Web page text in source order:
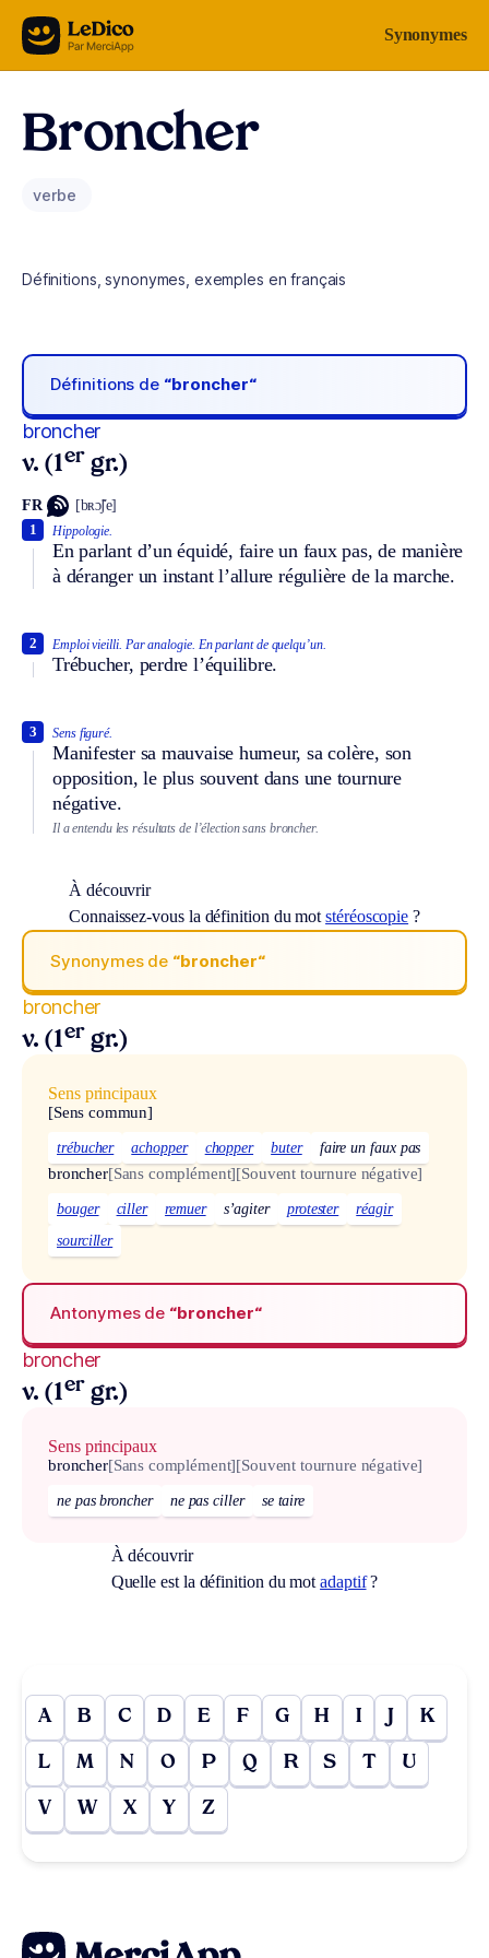
Aller au contenu Synonymes
Broncher
verbe
Définitions, synonymes, exemples en français
Définitions de “broncher“
broncher
v. (1er gr.)
FR [bʀɔ̃ʃe]
Hippologie.
En parlant d’un équidé, faire un faux pas, de manière
à déranger un instant l’allure régulière de la marche.
1
Emploi vieilli. Par analogie. En parlant de quelqu’un.
Trébucher, perdre l’équilibre.
2
Sens figuré.
Manifester sa mauvaise humeur, sa colère, son
opposition, le plus souvent dans une tournure
négative.
3
Il a entendu les résultats de l’élection sans broncher.
À découvrir
Connaissez-vous la définition du motstéréoscopie ?
Synonymes de “broncher“
broncher
v. (1er gr.)
Sens principaux
[Sens commun]
trébucher achopper chopper buter faire un faux pas
broncher[Sans complément][Souvent tournure négative]
bouger ciller remuer s’agiter protester
réagir
sourciller
Antonymes de “broncher“
broncher
v. (1er gr.)
Sens principaux
broncher[Sans complément][Souvent tournure négative]
ne pas broncher ne pas ciller se taire
À découvrir
Quelle est la définition du motadaptif?
A B C D E F G H I J K
L M N O P Q R S T U
V W X Y Z